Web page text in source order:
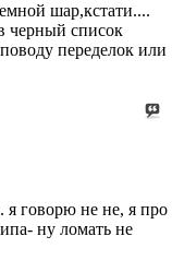
шар,кстати....
черный список
переделок или
я говорю не не, я про
ну ломать не